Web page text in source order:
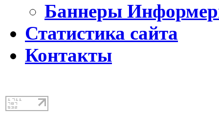
Баннеры
Статистика сайта
Контакты